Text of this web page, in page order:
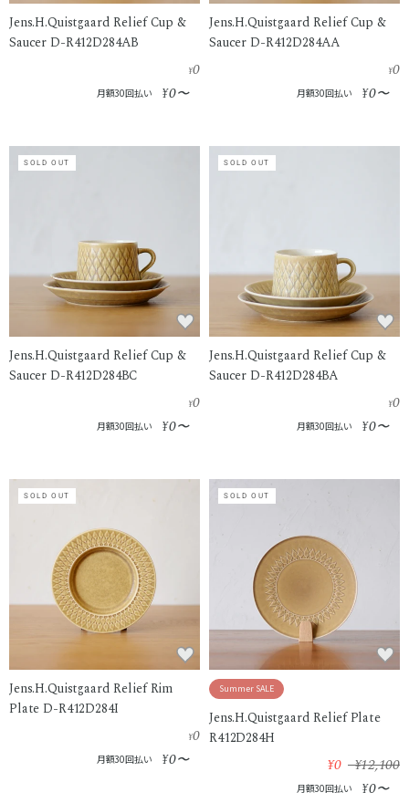
Jens.H.Quistgaard Relief Cup &
Saucer D-R412D284AB
¥0
月額30回払い ¥0〜
Jens.H.Quistgaard Relief Cup &
Saucer D-R412D284AA
¥0
月額30回払い ¥0〜
SOLD OUT
Jens.H.Quistgaard Relief Cup &
Saucer D-R412D284BC
¥0
月額30回払い ¥0〜
SOLD OUT
Jens.H.Quistgaard Relief Cup &
Saucer D-R412D284BA
¥0
月額30回払い ¥0〜
SOLD OUT
Jens.H.Quistgaard Relief Rim
Plate D-R412D284I
¥0
月額30回払い ¥0〜
SOLD OUT
Summer SALE
Jens.H.Quistgaard Relief Plate
R412D284H
¥0 ¥12,100
月額30回払い ¥0〜